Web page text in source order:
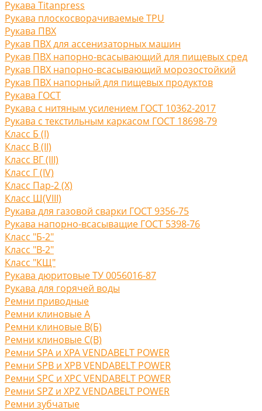
Рукава Titanpress
Рукава плоскосворачиваемые TPU
Рукава ПВХ
Рукав ПВХ для ассенизаторных машин
Рукав ПВХ напорно-всасывающий для пищевых сред
Рукав ПВХ напорно-всасывающий морозостойкий
Рукав ПВХ напорный для пищевых продуктов
Рукава ГОСТ
Рукава с нитяным усилением ГОСТ 10362-2017
Рукава с текстильным каркасом ГОСТ 18698-79
Класс Б (I)
Класс В (II)
Класс ВГ (III)
Класс Г (IV)
Класс Пар-2 (X)
Класс Ш(VIII)
Рукава для газовой сварки ГОСТ 9356-75
Рукава напорно-всасыващие ГОСТ 5398-76
Класс "Б-2"
Класс "В-2"
Класс "КЩ"
Рукава дюритовые ТУ 0056016-87
Рукава для горячей воды
Ремни приводные
Ремни клиновые A
Ремни клиновые В(Б)
Ремни клиновые С(B)
Ремни SPA и XPA VENDABELT POWER
Ремни SPB и XPB VENDABELT POWER
Ремни SPC и XPC VENDABELT POWER
Ремни SPZ и XPZ VENDABELT POWER
Ремни зубчатые